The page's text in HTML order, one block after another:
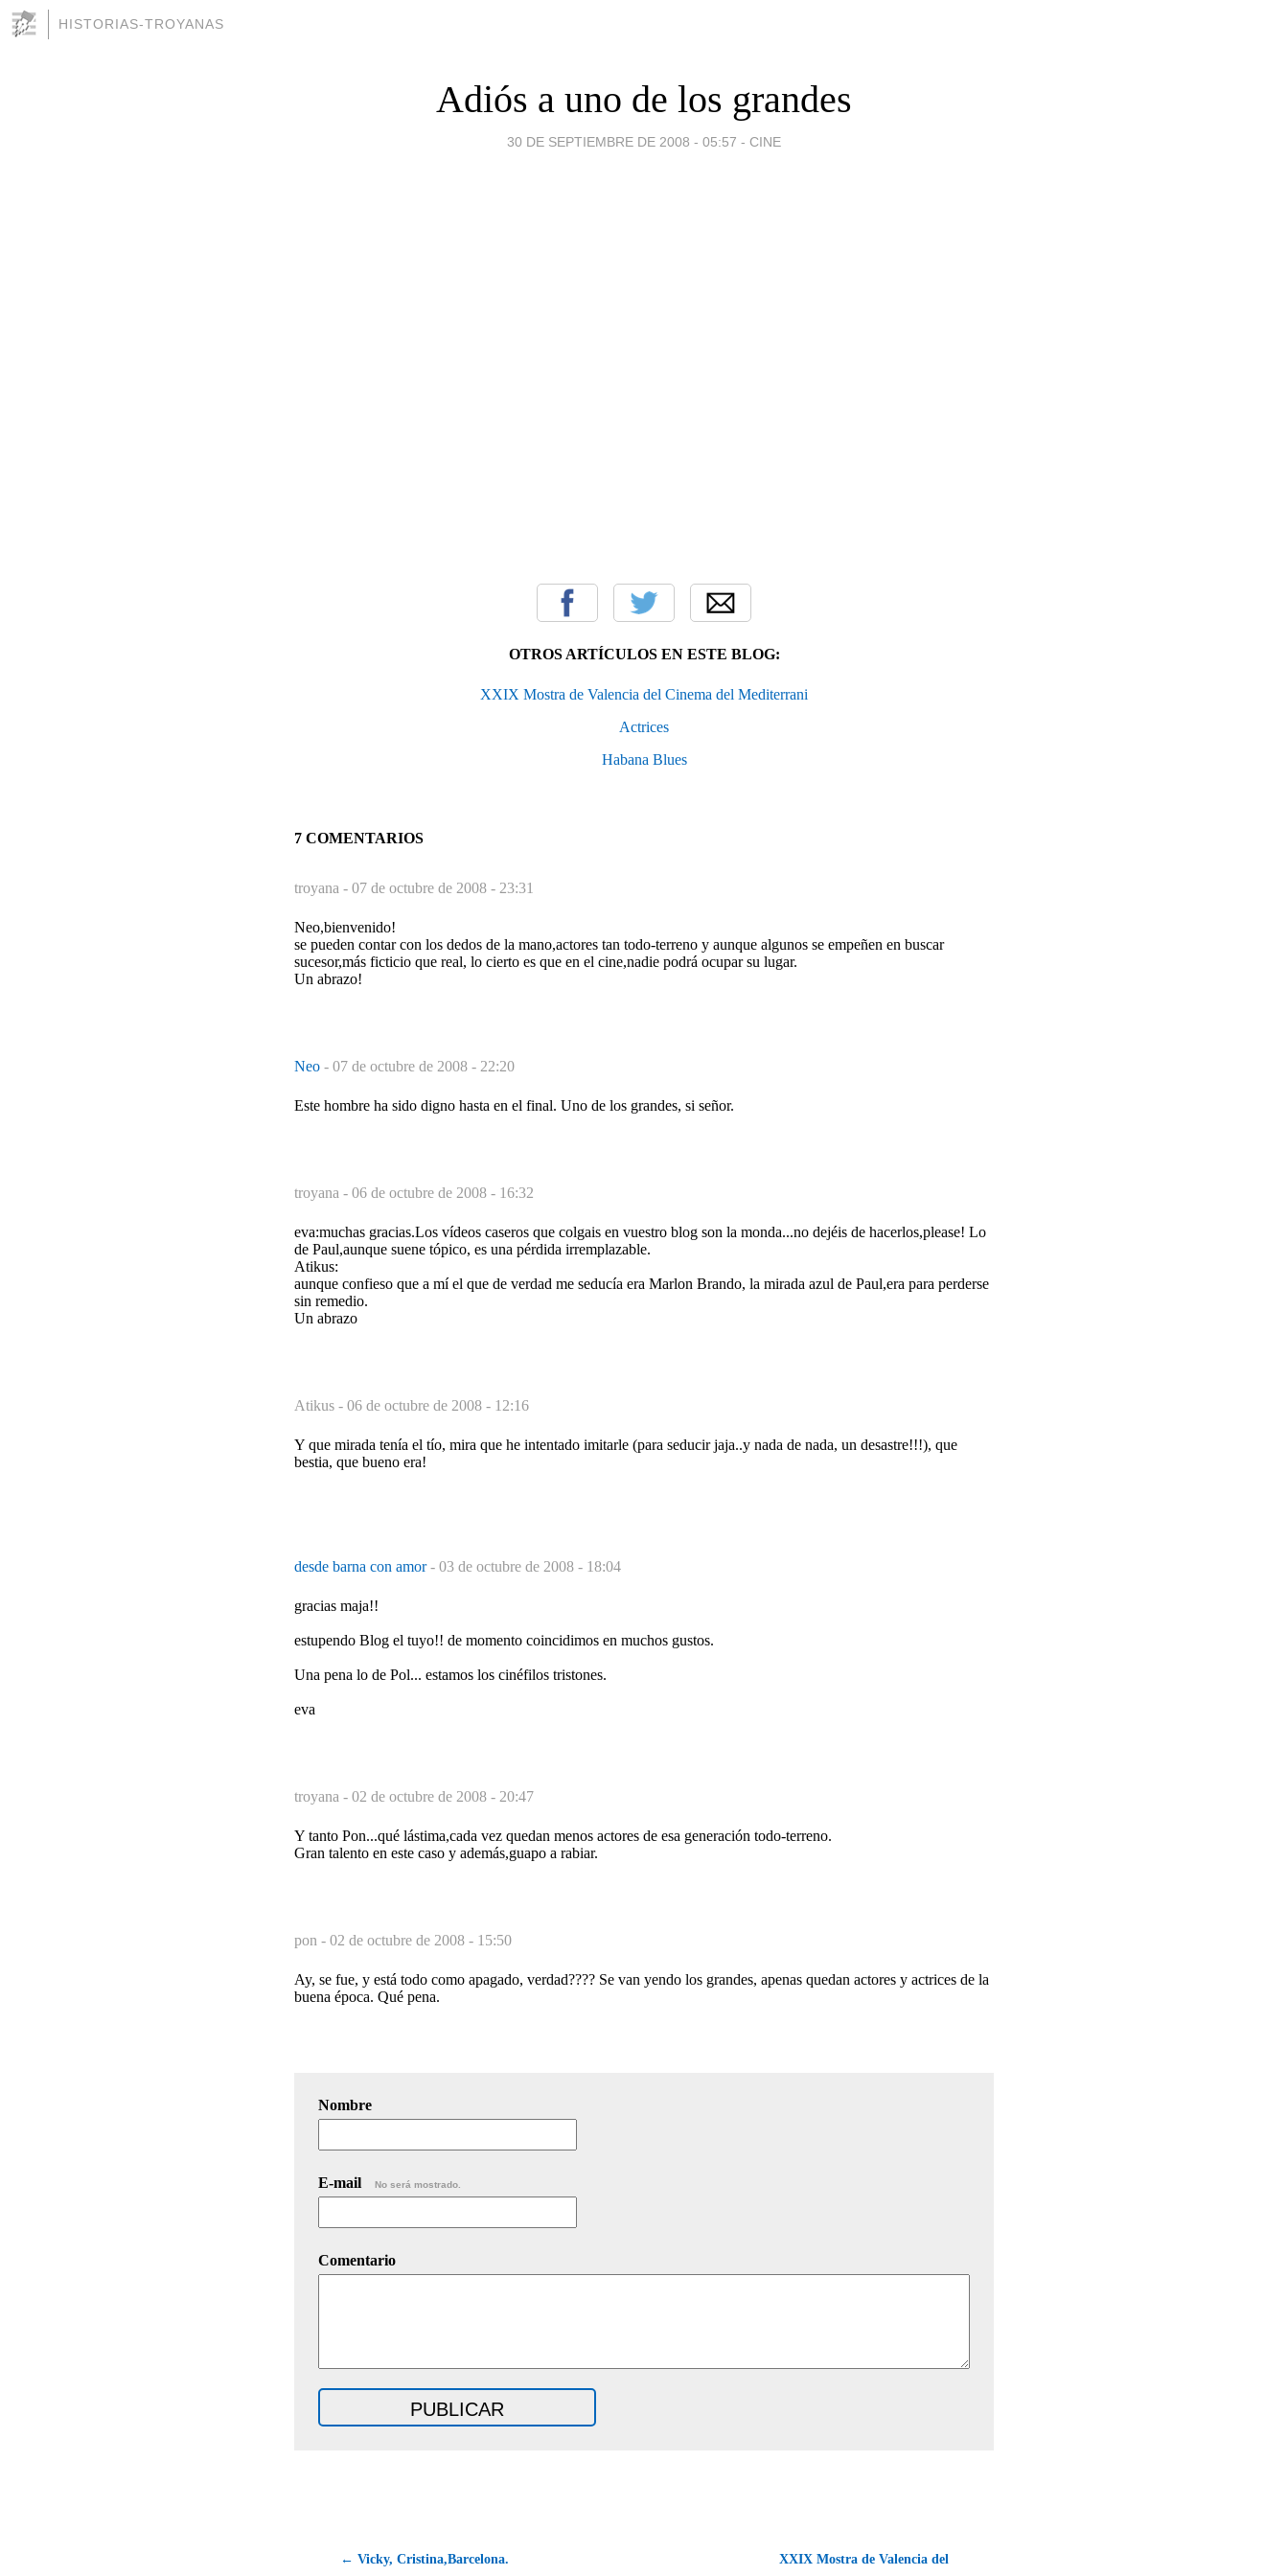
HISTORIAS-TROYANAS
Adiós a uno de los grandes
30 DE SEPTIEMBRE DE 2008 - 05:57 - CINE
OTROS ARTÍCULOS EN ESTE BLOG:
XXIX Mostra de Valencia del Cinema del Mediterrani
Actrices
Habana Blues
7 COMENTARIOS
troyana - 07 de octubre de 2008 - 23:31
Neo,bienvenido!
se pueden contar con los dedos de la mano,actores tan todo-terreno y aunque algunos se empeñen en buscar
sucesor,más ficticio que real, lo cierto es que en el cine,nadie podrá ocupar su lugar.
Un abrazo!
Neo - 07 de octubre de 2008 - 22:20
Este hombre ha sido digno hasta en el final. Uno de los grandes, si señor.
troyana - 06 de octubre de 2008 - 16:32
eva:muchas gracias.Los vídeos caseros que colgais en vuestro blog son la monda...no dejéis de hacerlos,please! Lo
de Paul,aunque suene tópico, es una pérdida irremplazable.
Atikus:
aunque confieso que a mí el que de verdad me seducía era Marlon Brando, la mirada azul de Paul,era para perderse
sin remedio.
Un abrazo
Atikus - 06 de octubre de 2008 - 12:16
Y que mirada tenía el tío, mira que he intentado imitarle (para seducir jaja..y nada de nada, un desastre!!!), que
bestia, que bueno era!
desde barna con amor- 03 de octubre de 2008 - 18:04
gracias maja!!
estupendo Blog el tuyo!! de momento coincidimos en muchos gustos.
Una pena lo de Pol... estamos los cinéfilos tristones.
eva
troyana - 02 de octubre de 2008 - 20:47
Y tanto Pon...qué lástima,cada vez quedan menos actores de esa generación todo-terreno.
Gran talento en este caso y además,guapo a rabiar.
pon - 02 de octubre de 2008 - 15:50
Ay, se fue, y está todo como apagado, verdad???? Se van yendo los grandes, apenas quedan actores y actrices de la
buena época. Qué pena.
Nombre
E-mail No será mostrado.
Comentario
← Vicky, Cristina,Barcelona. XXIX Mostra de Valencia del